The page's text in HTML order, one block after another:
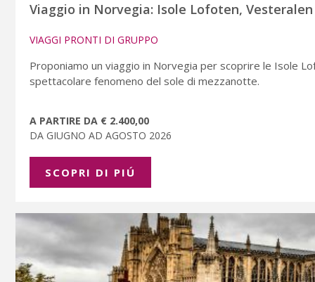
Viaggio in Norvegia: Isole Lofoten,
VIAGGI PRONTI DI GRUPPO
Proponiamo un viaggio in Norvegia per scoprire le Isole
spettacolare fenomeno del sole di mezzanotte.
A PARTIRE DA € 2.400,00
DA GIUGNO AD AGOSTO 2026
SCOPRI DI PIÚ